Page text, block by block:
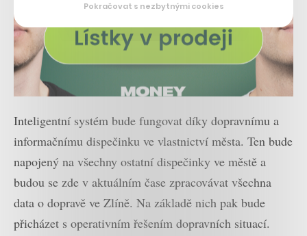
Inteligentní systém bude fungovat díky dopravnímu a
informačnímu dispečinku ve vlastnictví města. Ten bude
napojený na všechny ostatní dispečinky ve městě a
budou se zde v aktuálním čase zpracovávat všechna
data o dopravě ve Zlíně. Na základě nich pak bude
přicházet s operativním řešením dopravních situací.
Pokračovat s nezbytnými cookies